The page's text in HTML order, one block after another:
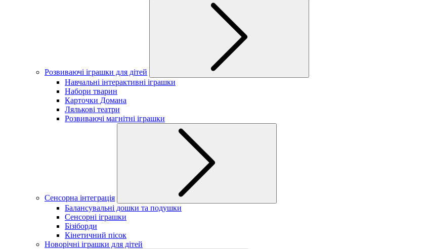
Розвиваючі іграшки для дітей
Навчальні інтерактивні іграшки
Набори тварин
Карточки Домана
Лялькові театри
Розвиваючі магнітні іграшки
Сенсорна інтеграція
Балансувальні дошки та подушки
Сенсорні іграшки
Бізіборди
Кінетичний пісок
Новорічні іграшки для дітей